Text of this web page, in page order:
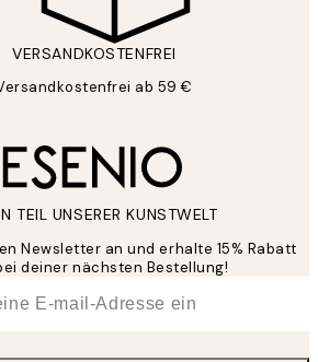
VERSANDKOSTENFREI
ab 59 €
TEIL UNSERER KUNSTWELT
Newsletter an und erhalte 15% Rabatt
deiner nächsten Bestellung!